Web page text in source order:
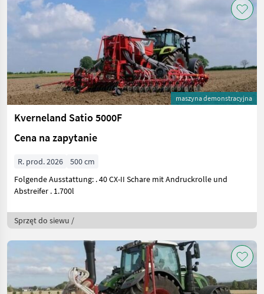
maszyna demonstracyjna
Kverneland Satio 5000F
Cena na zapytanie
R. prod. 2026
500 cm
Folgende Ausstattung: . 40 CX-II Schare mit Andruckrolle und
Abstreifer . 1.700l
Sprzęt do siewu /